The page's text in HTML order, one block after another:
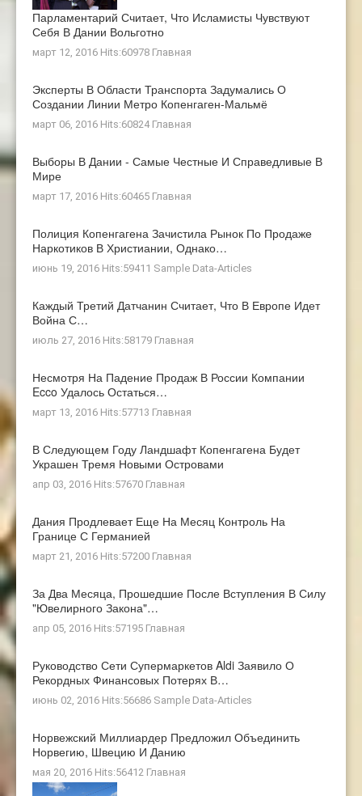
Парламентарий Считает, Что Исламисты Чувствуют
Себя В Дании Вольготно
март 12, 2016 Hits:60978 Главная
Эксперты В Области Транспорта Задумались О
Создании Линии Метро Копенгаген-Мальмё
март 06, 2016 Hits:60824 Главная
Выборы В Дании - Самые Честные И Справедливые В
Мире
март 17, 2016 Hits:60465 Главная
Полиция Копенгагена Зачистила Рынок По Продаже
Наркотиков В Христиании, Однако…
июнь 19, 2016 Hits:59411 Sample Data-Articles
Каждый Третий Датчанин Считает, Что В Европе Идет
Война С…
июль 27, 2016 Hits:58179 Главная
Несмотря На Падение Продаж В России Компании
Ecco Удалось Остаться…
март 13, 2016 Hits:57713 Главная
В Следующем Году Ландшафт Копенгагена Будет
Украшен Тремя Новыми Островами
апр 03, 2016 Hits:57670 Главная
Дания Продлевает Еще На Месяц Контроль На
Границе С Германией
март 21, 2016 Hits:57200 Главная
За Два Месяца, Прошедшие После Вступления В Силу
"ювелирного Закона"…
апр 05, 2016 Hits:57195 Главная
Руководство Сети Супермаркетов Aldi Заявило О
Рекордных Финансовых Потерях В…
июнь 02, 2016 Hits:56686 Sample Data-Articles
Норвежский Миллиардер Предложил Объединить
Норвегию, Швецию И Данию
мая 20, 2016 Hits:56412 Главная